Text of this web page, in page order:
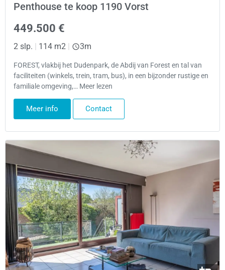
Penthouse te koop 1190 Vorst
449.500 €
2 slp. 114 m2 3m
FOREST, vlakbij het Dudenpark, de Abdij van Forest en tal van
faciliteiten (winkels, trein, tram, bus), in een bijzonder rustige en
familiale omgeving,… Meer lezen
Meer info Contact